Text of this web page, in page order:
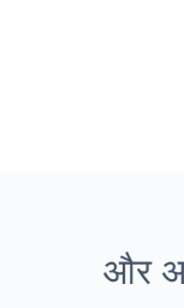
और